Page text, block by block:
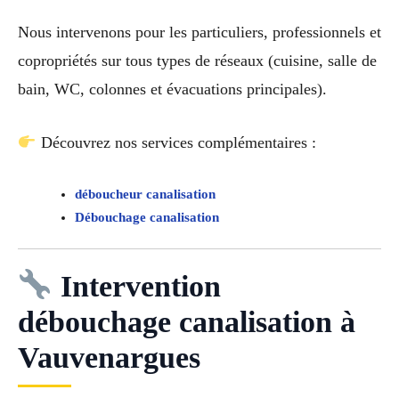
Nous intervenons pour les particuliers, professionnels et
copropriétés sur tous types de réseaux (cuisine, salle de
bain, WC, colonnes et évacuations principales).
Découvrez nos services complémentaires :
déboucheur canalisation
Débouchage canalisation
Intervention
débouchage canalisation à
Vauvenargues